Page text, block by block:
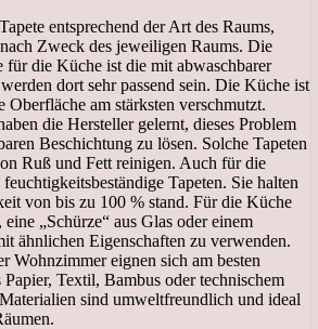
entsprechend der Art des Raums,
Zweck des jeweiligen Raums. Die
für die Küche ist die mit abwaschbarer
dort sehr passend sein. Die Küche ist
Oberfläche am stärksten verschmutzt.
die Hersteller gelernt, dieses Problem
Beschichtung zu lösen. Solche Tapeten
Ruß und Fett reinigen. Auch für die
Tapeten. Sie halten
von bis zu 100 % stand. Für die Küche
eine „Schürze“ aus Glas oder einem
ähnlichen Eigenschaften zu verwenden.
Wohnzimmer eignen sich am besten
Papier, Textil, Bambus oder technischem
sind umweltfreundlich und ideal